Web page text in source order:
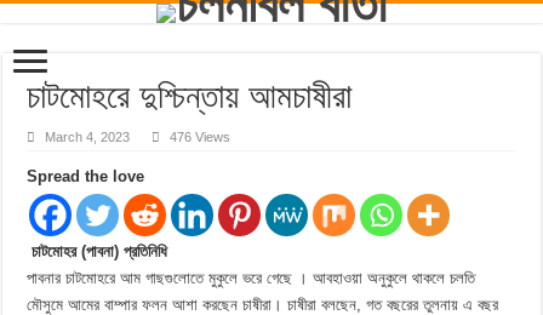
চাটমোহরে দুশ্চিন্তায় আমচাষীরা
March 4, 2023 476 Views
Spread the love
চাটমোহর (পাবনা) প্রতিনিধি
পাবনার চাটমোহরে আম গাছগুলোতে মুকুলে ভরে গেছে । আবহাওয়া অনুকুলে থাকলে চলতি
মৌসুমে আমের বাম্পার ফলন আশা করছেন চাষীরা। চাষীরা বলছেন, গত বছরের তুলনায় এ বছর